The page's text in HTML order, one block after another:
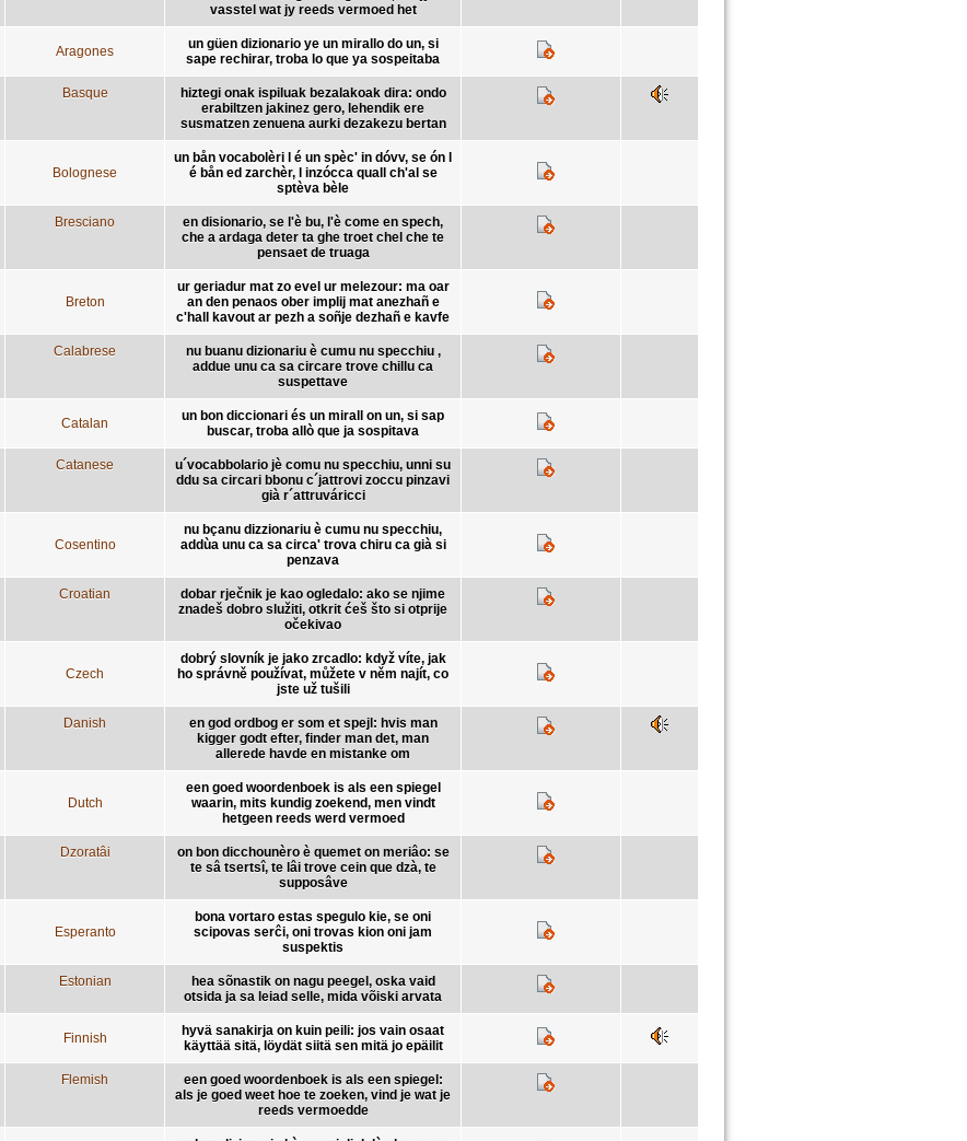
vasstel wat jy reeds vermoed het
Aragones
un güen dizionario ye un mirallo do un, si
sape rechirar, troba lo que ya sospeitaba
Basque
hiztegi onak ispiluak bezalakoak dira: ondo
erabiltzen jakinez gero, lehendik ere
susmatzen zenuena aurki dezakezu bertan
Bolognese
un bån vocabolèri l é un spèc' in dóvv, se ón l
é bån ed zarchèr, l inzócca quall ch'al se
sptèva bèle
Bresciano
en disionario, se l'è bu, l'è come en spech,
che a ardaga deter ta ghe troet chel che te
pensaet de truaga
Breton
ur geriadur mat zo evel ur melezour: ma oar
an den penaos ober implij mat anezhañ e
c'hall kavout ar pezh a soñje dezhañ e kavfe
Calabrese
nu buanu dizionariu è cumu nu specchiu ,
addue unu ca sa circare trove chillu ca
suspettave
Catalan
un bon diccionari és un mirall on un, si sap
buscar, troba allò que ja sospitava
Catanese
u´vocabbolario jè comu nu specchiu, unni su
ddu sa circari bbonu c´jattrovi zoccu pinzavi
già r´attruváricci
Cosentino
nu bçanu dizzionariu è cumu nu specchiu,
addùa unu ca sa circa' trova chiru ca già si
penzava
Croatian
dobar rječnik je kao ogledalo: ako se njime
znadeš dobro služiti, otkrit ćeš što si otprije
očekivao
Czech
dobrý slovník je jako zrcadlo: když víte, jak
ho správně používat, můžete v něm najít, co
jste už tušili
Danish
en god ordbog er som et spejl: hvis man
kigger godt efter, finder man det, man
allerede havde en mistanke om
Dutch
een goed woordenboek is als een spiegel
waarin, mits kundig zoekend, men vindt
hetgeen reeds werd vermoed
Dzoratâi
on bon dicchounèro è quemet on meriâo: se
te sâ tsertsî, te lâi trove cein que dzà, te
supposâve
Esperanto
bona vortaro estas spegulo kie, se oni
scipovas serĉi, oni trovas kion oni jam
suspektis
Estonian
hea sõnastik on nagu peegel, oska vaid
otsida ja sa leiad selle, mida võiski arvata
Finnish
hyvä sanakirja on kuin peili: jos vain osaat
käyttää sitä, löydät siitä sen mitä jo epäilit
Flemish
een goed woordenboek is als een spiegel:
als je goed weet hoe te zoeken, vind je wat je
reeds vermoedde